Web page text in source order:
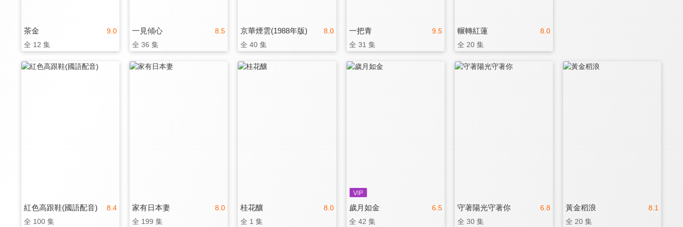
9.0
茶金
全 12 集
8.5
一見傾心
全 36 集
8.0
京華煙雲(1988年版)
全 40 集
9.5
一把青
全 31 集
8.0
輾轉紅蓮
全 20 集
8.4
紅色高跟鞋(國語配音)
全 100 集
8.0
家有日本妻
全 199 集
8.0
桂花釀
全 1 集
6.5
歲月如金
全 42 集
6.8
守著陽光守著你
全 30 集
8.1
黃金稻浪
全 20 集